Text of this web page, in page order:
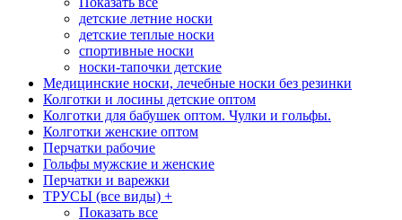
детские летние носки
детские теплые носки
спортивные носки
носки-тапочки детские
Медицинские носки, лечебные носки без резинки
Колготки и лосины детские оптом
Колготки для бабушек оптом. Чулки и гольфы.
Колготки женские оптом
Перчатки рабочие
Гольфы мужские и женские
Перчатки и варежки
ТРУСЫ (все виды) +
Показать все